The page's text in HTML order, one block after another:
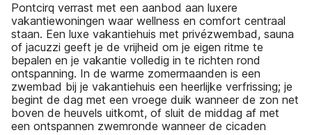
Pontcirq verrast met een aanbod aan luxere
vakantiewoningen waar wellness en comfort centraal
staan. Een luxe vakantiehuis met privézwembad, sauna
of jacuzzi geeft je de vrijheid om je eigen ritme te
bepalen en je vakantie volledig in te richten rond
ontspanning. In de warme zomermaanden is een
zwembad bij je vakantiehuis een heerlijke verfrissing; je
begint de dag met een vroege duik wanneer de zon net
boven de heuvels uitkomt, of sluit de middag af met
een ontspannen zwemronde wanneer de cicaden